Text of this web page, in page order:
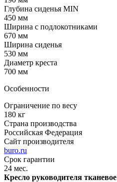
Глубина сиденья MIN
450 мм
Ширина с подлокотниками
670 мм
Ширина сиденья
530 мм
Диаметр креста
700 мм
Особенности
Ограничение по весу
180 кг
Страна производства
Российская Федерация
Сайт производителя
buro.ru
Срок гарантии
24 мес.
Кресло руководителя тканевое